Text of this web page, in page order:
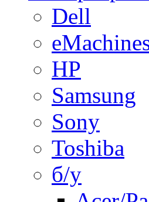
Dell
HP
Samsung
Sony
Toshiba
б/у